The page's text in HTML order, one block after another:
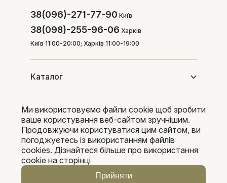
38(096)-271-77-90 Київ
38(098)-255-96-06 Харків
Київ 11:00-20:00; Харків 11:00-19:00
Каталог
Покупцям
Pleka 2016-2026
Ми використовуємо файли cookie щоб зробити
ваше користування веб-сайтом зручнішим.
Продовжуючи користуватися цим сайтом, ви
погоджуєтесь із використанням файлів
cookies. Дізнайтеся більше про використання
cookie на сторінці
Прийняти